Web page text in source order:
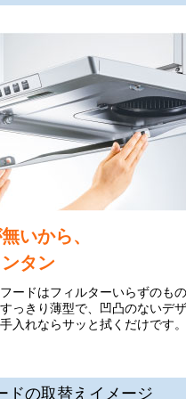
いから、
タン
ードはフィルターいらずのも
っきり薄型で、凹凸のないデ
入れならサッと拭くだけです。
ドの取替えイメージ